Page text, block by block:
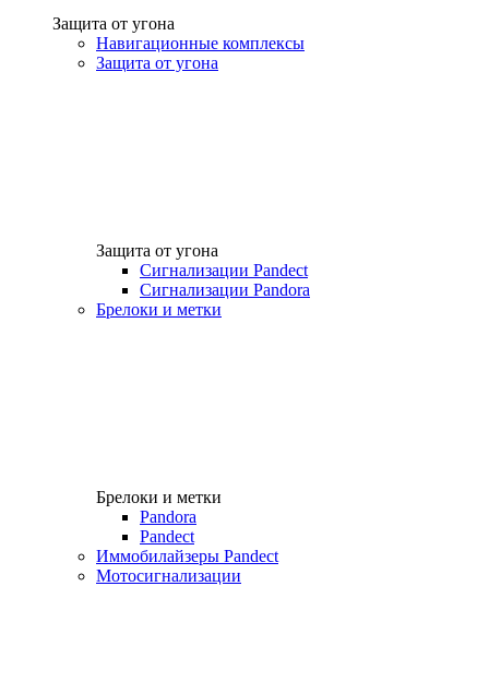
Защита от угона
Навигационные комплексы
Защита от угона
Защита от угона
Сигнализации Pandect
Сигнализации Pandora
Брелоки и метки
Брелоки и метки
Pandora
Pandect
Иммобилайзеры Pandect
Мотосигнализации